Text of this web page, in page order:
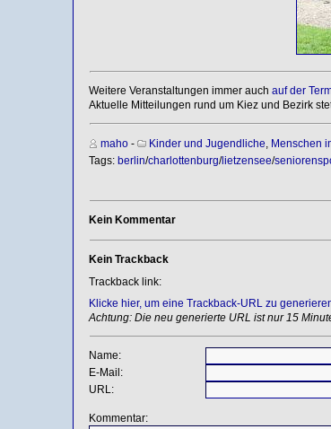
Weitere Veranstaltungen immer auch auf der
Aktuelle Mitteilungen rund um Kiez und Bezirk
maho- Kinder und Jugendliche Menschen
Tags: berlin/charlottenburg/lietzensee/
Kein Kommentar
Kein Trackback
Trackback link:
Klicke hier, um eine Trackback-URL zu
Achtung: Die neu generierte URL ist nur 15
Name:
E-Mail:
URL:
Kommentar: